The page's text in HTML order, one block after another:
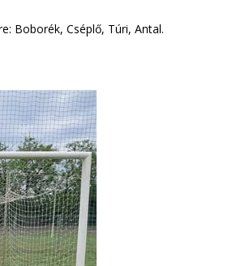
Boborék, Cséplő, Túri, Antal.